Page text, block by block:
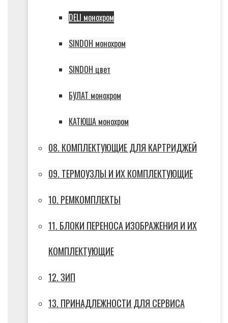
DELI монохром
SINDOH монохром
SINDOH цвет
БУЛАТ монохром
КАТЮША монохром
08. КОМПЛЕКТУЮЩИЕ ДЛЯ КАРТРИДЖЕЙ
09. ТЕРМОУЗЛЫ И ИХ КОМПЛЕКТУЮЩИЕ
10. РЕМКОМПЛЕКТЫ
11. БЛОКИ ПЕРЕНОСА ИЗОБРАЖЕНИЯ И ИХ
КОМПЛЕКТУЮЩИЕ
12. ЗИП
13. ПРИНАДЛЕЖНОСТИ ДЛЯ СЕРВИСА